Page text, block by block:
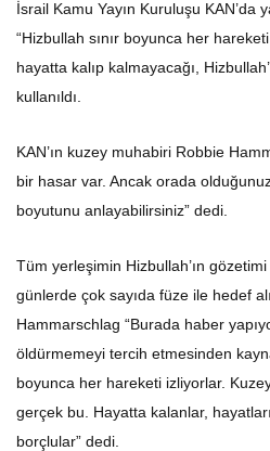
İsrail Kamu Yayın Kuruluşu KAN’da
“Hizbullah sınır boyunca her
hayatta kalıp kalmayacağı,
kullanıldı.
KAN’ın kuzey muhabiri Robbie
bir hasar var. Ancak orada
boyutunu anlayabilirsiniz” dedi.
Tüm yerleşimin Hizbullah’ın
günlerde çok sayıda füze ile hedef
Hammarschlag “Burada haber
öldürmemeyi tercih etmesinden
boyunca her hareketi izliyorlar.
gerçek bu. Hayatta kalanlar,
borçlular” dedi.